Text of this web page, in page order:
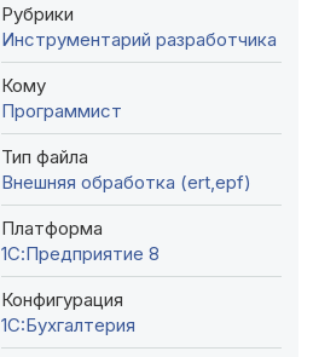
Рубрики
Инструментарий разработчика
Кому
Программист
Тип файла
Внешняя обработка (ert,epf)
Платформа
1С:Предприятие 8
Конфигурация
1C:Бухгалтерия